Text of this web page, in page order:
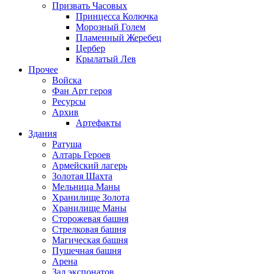
Призвать Часовых
Принцесса Колючка
Морозный Голем
Пламенный Жеребец
Цербер
Крылатый Лев
Прочее
Войска
Фан Арт героя
Ресурсы
Архив
Артефакты
Здания
Ратуша
Алтарь Героев
Армейский лагерь
Золотая Шахта
Мельница Маны
Хранилище Золота
Хранилище Маны
Сторожевая башня
Стрелковая башня
Магическая башня
Пушечная башня
Арена